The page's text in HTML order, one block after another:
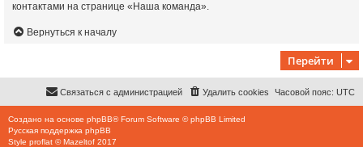
контактами на странице «Наша команда».
Вернуться к началу
Перейти
Часовой пояс: UTC
Удалить cookies
Связаться с администрацией
Создано на основе phpBB® Forum Software © phpBB Limited
Русская поддержка phpBB
Style proflat ©Mazeltof 2017